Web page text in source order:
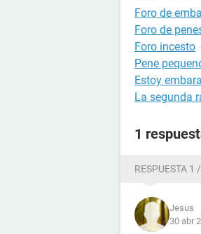
Foro de
Foro de
Foro incesto -
Pene
Estoy
La segunda
1
RESPUESTA 1
Jesus
30 abr